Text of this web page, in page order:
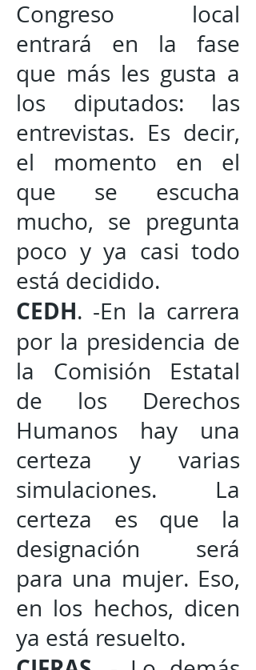
Congreso local
entrará en la fase
que más les gusta a
los diputados: las
entrevistas. Es decir,
el momento en el
que se escucha
mucho, se pregunta
poco y ya casi todo
está decidido.
CEDH. -En la carrera
por la presidencia de
la Comisión Estatal
de los Derechos
Humanos hay una
certeza y varias
simulaciones. La
certeza es que la
designación será
para una mujer. Eso,
en los hechos, dicen
ya está resuelto.